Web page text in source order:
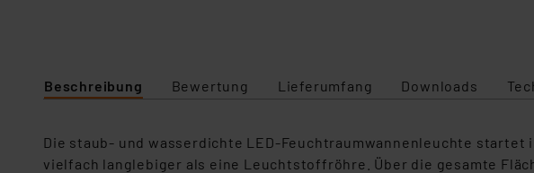
Beschreibung Bewertung Lieferumfang Downloads
Die staub- und wasserdichte LED-Feuchtraumwannenleuchte
vielfach langlebiger als eine Leuchtstoffröhre. Über die gesamte